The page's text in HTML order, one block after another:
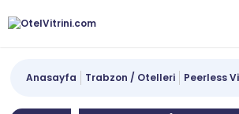
Anasayfa Trabzon / Otelleri Peerless